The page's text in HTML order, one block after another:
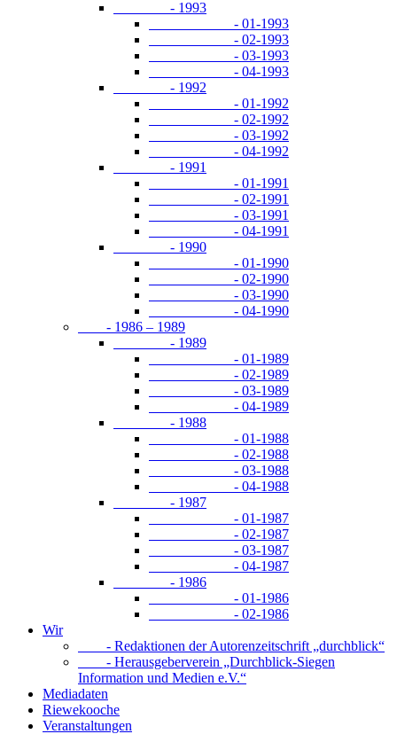
- 1993
- 01-1993
- 02-1993
- 03-1993
- 04-1993
- 1992
- 01-1992
- 02-1992
- 03-1992
- 04-1992
- 1991
- 01-1991
- 02-1991
- 03-1991
- 04-1991
- 1990
- 01-1990
- 02-1990
- 03-1990
- 04-1990
- 1986 – 1989
- 1989
- 01-1989
- 02-1989
- 03-1989
- 04-1989
- 1988
- 01-1988
- 02-1988
- 03-1988
- 04-1988
- 1987
- 01-1987
- 02-1987
- 03-1987
- 04-1987
- 1986
- 01-1986
- 02-1986
Wir
- Redaktionen der Autorenzeitschrift „durchblick“
- Herausgeberverein „Durchblick-Siegen
Information und Medien e.V.“
Mediadaten
Riewekooche
Veranstaltungen